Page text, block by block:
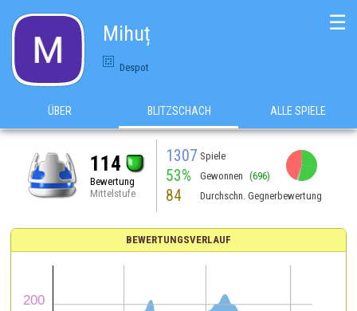
Mihuț
Despot
☰
ÜBER BLITZSCHACH ALLE SPIELE
114
Bewertung
Mittelstufe
1307 Spiele
53% Gewonnen (696)
84 Durchschn. Gegnerbewertung
BEWERTUNGSVERLAUF